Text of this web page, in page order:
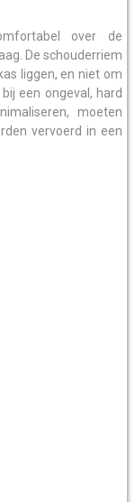
over de
De schouderriem
liggen, en niet om
een ongeval, hard
moeten
vervoerd in een